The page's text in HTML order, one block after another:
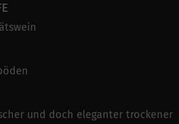
und doch eleganter trockener